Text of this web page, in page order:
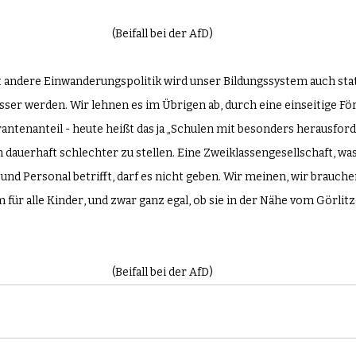
(Beifall bei der AfD)
Einwanderungspolitik wird unser Bildungssystem auch
werden. Wir lehnen es im Übrigen ab, durch eine einseitige
- heute heißt das ja „Schulen mit besonders
dauerhaft schlechter zu stellen. Eine Zweiklassengesellschaft,
Personal betrifft, darf es nicht geben. Wir meinen, wir
alle Kinder, und zwar ganz egal, ob sie in der Nähe vom
(Beifall bei der AfD)